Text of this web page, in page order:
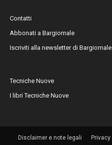
Contatti
Abbonati a Bargiornale
Iscriviti alla newsletter di Bargiornale
Tecniche Nuove
I libri Tecniche Nuove
Disclaimer e note legali Privacy